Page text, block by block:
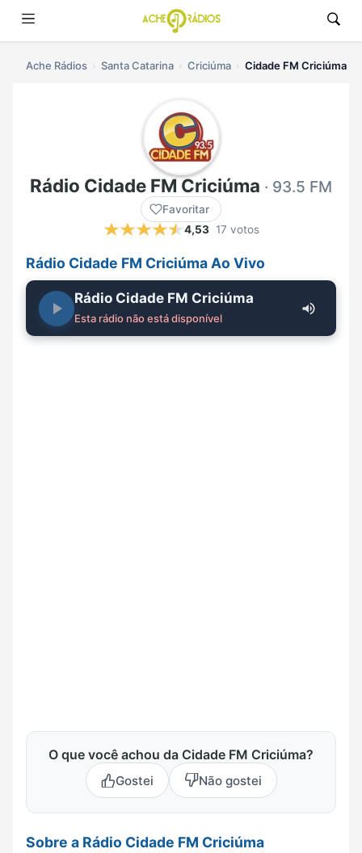
Ache Rádios Santa Catarina Criciúma Cidade FM Criciúma
Rádio Cidade FM Criciúma · 93.5 FM
Favoritar
4,53 17 votos
Rádio Cidade FM Criciúma Ao Vivo
Rádio Cidade FM Criciúma
Esta rádio não está disponível
O que você achou da Cidade FM Criciúma?
Gostei Não gostei
Sobre a Rádio Cidade FM Criciúma